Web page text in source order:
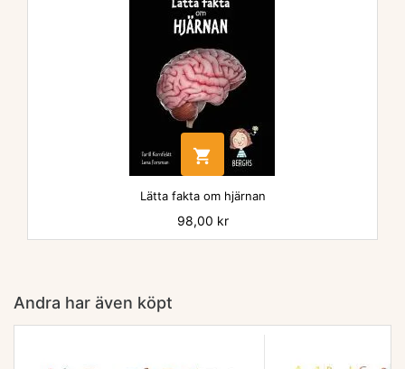

Lätta fakta om hjärnan
Pris
98,00 kr
Andra har även köpt